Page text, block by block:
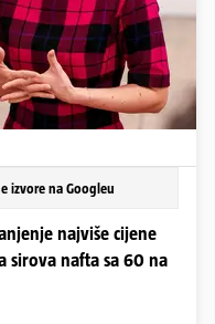
izvore na Googleu
najviše cijene
sirova nafta sa 60 na